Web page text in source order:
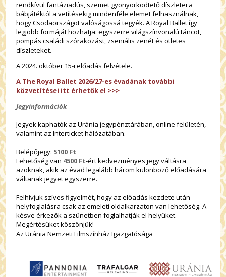
rendkívül fantáziadús, szemet gyönyörködtető díszletei a
bábjátéktól a vetítésekig mindenféle elemet felhasználnak,
hogy Csodaországot valóságossá tegyék. A Royal Ballet így
legjobb formáját hozhatja: egyszerre világszínvonalú táncot,
pompás családi szórakozást, zseniális zenét és ötletes
díszleteket.
A 2024. október 15-i előadás felvétele.
A The Royal Ballet 2026/27-es évadának további
közvetítései itt érhetők el >>>
Jegyinformációk
Jegyek kaphatók az Uránia jegypénztárában, online felületén,
valamint az Interticket hálózatában.
Belépőjegy: 5100 Ft
Lehetőség van 4500 Ft-ért kedvezményes jegy váltásra
azoknak, akik az évad legalább három különböző előadására
váltanak jegyet egyszerre.
Felhívjuk szíves figyelmét, hogy az előadás kezdete után
helyfoglalásra csak az emeleti oldalkarzaton van lehetőség. A
késve érkezők a szünetben foglalhatják el helyüket.
Megértésüket köszönjük!
Az Uránia Nemzeti Filmszínház Igazgatósága